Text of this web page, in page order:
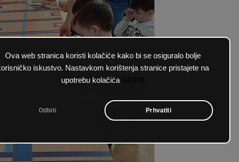
Ova web stranica koristi kolačiće kako bi se osiguralo bolje
iskustvo. Nastavkom korištenja stranice pristajete na
upotrebu kolačića
Odbiti Prhvatiti